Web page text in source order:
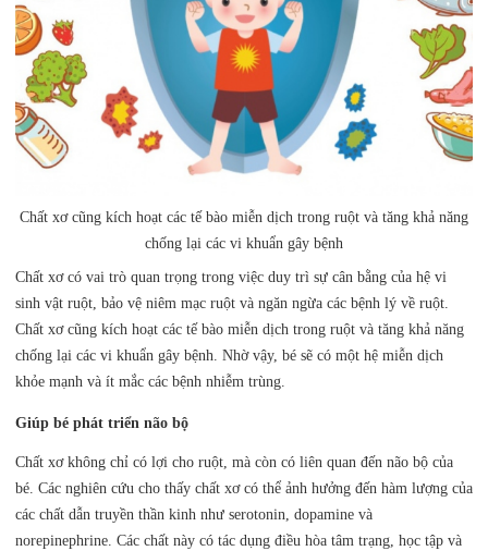
Chất xơ cũng kích hoạt các tế bào miễn dịch trong ruột và tăng khả năng
chống lại các vi khuẩn gây bệnh
Chất xơ có vai trò quan trọng trong việc duy trì sự cân bằng của hệ vi
sinh vật ruột, bảo vệ niêm mạc ruột và ngăn ngừa các bệnh lý về ruột.
Chất xơ cũng kích hoạt các tế bào miễn dịch trong ruột và tăng khả năng
chống lại các vi khuẩn gây bệnh. Nhờ vậy, bé sẽ có một hệ miễn dịch
khỏe mạnh và ít mắc các bệnh nhiễm trùng.
Giúp bé phát triển não bộ
Chất xơ không chỉ có lợi cho ruột, mà còn có liên quan đến não bộ của
bé. Các nghiên cứu cho thấy chất xơ có thể ảnh hưởng đến hàm lượng của
các chất dẫn truyền thần kinh như serotonin, dopamine và
norepinephrine. Các chất này có tác dụng điều hòa tâm trạng, học tập và